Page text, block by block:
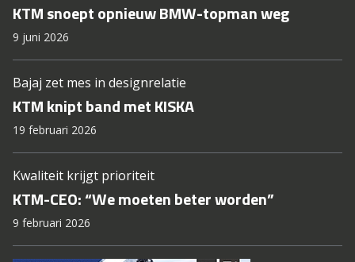
KTM snoept opnieuw BMW-topman weg
9 juni 2026
Bajaj zet mes in designrelatie
KTM knipt band met KISKA
19 februari 2026
Kwaliteit krijgt prioriteit
KTM-CEO: “We moeten beter worden”
9 februari 2026